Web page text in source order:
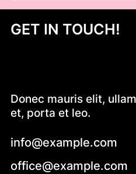
a
GET IN TOUCH!
Donec mauris elit,
et, porta et leo.
info@example.com
office@example.com